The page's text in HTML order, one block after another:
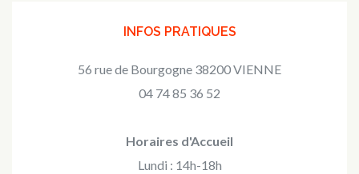
INFOS PRATIQUES
56 rue de Bourgogne 38200 VIENNE
04 74 85 36 52
Horaires d'Accueil
Lundi : 14h-18h